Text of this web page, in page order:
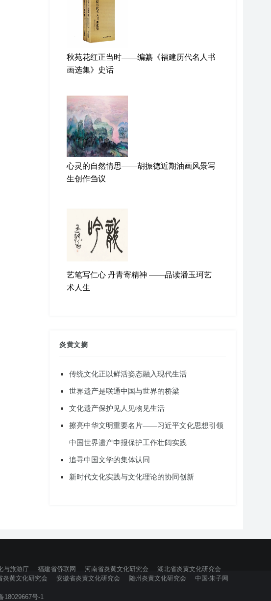
秋苑花红正当时——编纂《福建历代名人书
画选集》史话
心灵的自然情思——胡振德近期油画风景写
生创作刍议
艺笔写仁心 丹青寄精神 ——品读潘玉珂艺
术人生
炎黄文摘
传统文化正以鲜活姿态融入现代生活
世界遗产是联通中国与世界的桥梁
文化遗产保护见人见物见生活
擦亮中华文明重要名片——习近平文化思想引领
中国世界遗产申报保护工作壮阔实践
追寻中国文学的集体认同
新时代文化实践与文化理论的协同创新
与旅游厅 福建省侨联网 河南省炎黄文化研究会
湖北省炎黄文化研究会
炎黄文化研究会 安徽省炎黄文化研究会 随州炎黄文化研究会 中国·朱子网
18029667号-1